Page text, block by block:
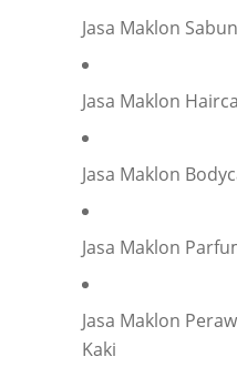
Jasa Maklon
Jasa Maklon
Jasa Maklon
Jasa Maklon
Jasa Maklon
Kaki
Company representation
Company
Company Name